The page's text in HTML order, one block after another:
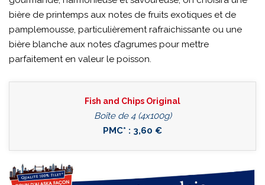
bière de printemps aux notes de fruits exotiques et de
pamplemousse, particulièrement rafraichissante ou une
bière blanche aux notes d’agrumes pour mettre
parfaitement en valeur le poisson.
Fish and Chips Original
Boîte de 4 (4x100g)
PMC* : 3,60 €